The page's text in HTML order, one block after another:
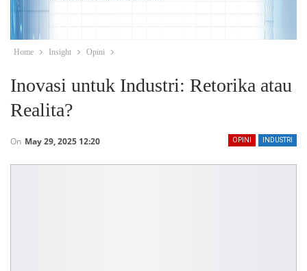
Home Insight Opini
Inovasi untuk Industri: Retorika atau
Realita?
OPINI INDUSTRI
On May 29, 2025 12:20